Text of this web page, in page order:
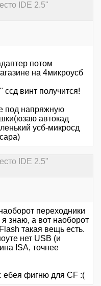
IDE 2.5"
потом
на 4микроусб
винт получится!
под напряжную
автокад
усб-микросд
IDE 2.5"
переходники
знаю, а вот наоборот
такая вещь есть.
нет USB (и
ISA, точнее
ебея фигню для CF :(